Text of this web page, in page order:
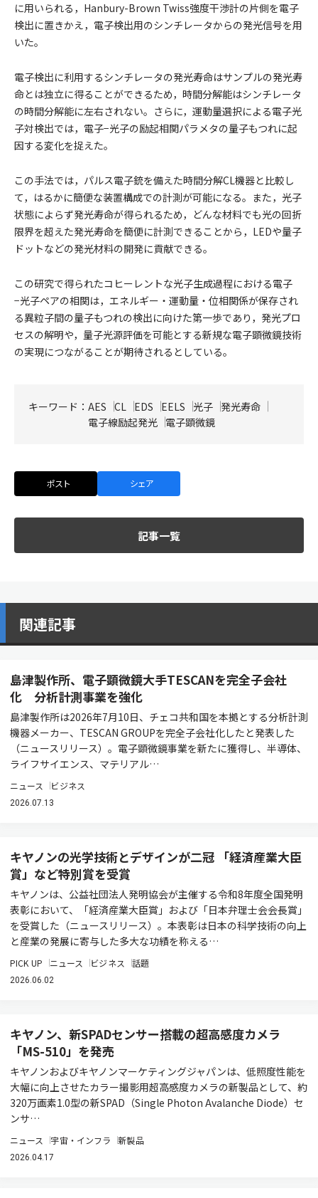
に用いられる，Hanbury-Brown Twiss強度干渉計の片側を電子
検出に置きかえ，電子検出用のシンチレータからの発光信号を用
いた。
電子検出に利用するシンチレータの発光寿命はサンプルの発光寿
命とは独立に得ることができるため，時間分解能はシンチレータ
の時間分解能に左右されない。さらに，運動量選択による電子光
子対検出では，電子−光子の励起相関パラメタの量子もつれに起
因する変化を捉えた。
この手法では，パルス電⼦銃を備えた時間分解CL機器と⽐較し
て，はるかに簡便な装置構成での計測が可能になる。また，光⼦
状態によらず発光寿命が得られるため，どんな材料でも光の回折
限界を超えた発光寿命を簡便に計測できることから，LEDや量⼦
ドットなどの発光材料の開発に貢献できる。
この研究で得られたコヒーレントな光子生成過程における電子
−光子ペアの相関は，エネルギー・運動量・位相関係が保存され
る異粒子間の量子もつれの検出に向けた第一歩であり，発光プロ
セスの解明や，量子光源評価を可能とする新規な電子顕微鏡技術
の実現につながることが期待されるとしている。
キーワード： AES CL EDS EELS 光子 発光寿命
電子線励起発光 電子顕微鏡
ポスト シェア
記事一覧
関連記事
島津製作所、電子顕微鏡大手TESCANを完全子会社
化 分析計測事業を強化
島津製作所は2026年7月10日、チェコ共和国を本拠とする分析計測
機器メーカー、TESCAN GROUPを完全子会社化したと発表した
（ニュースリリース）。電子顕微鏡事業を新たに獲得し、半導体、
ライフサイエンス、マテリアル…
ニュース ビジネス
2026.07.13
キヤノンの光学技術とデザインが二冠 「経済産業大臣
賞」など特別賞を受賞
キヤノンは、公益社団法人発明協会が主催する令和8年度全国発明
表彰において、「経済産業大臣賞」および「日本弁理士会会長賞」
を受賞した（ニュースリリース）。本表彰は日本の科学技術の向上
と産業の発展に寄与した多大な功績を称える…
PICK UP ニュース ビジネス 話題
2026.06.02
キヤノン、新SPADセンサー搭載の超高感度カメラ
「MS-510」を発売
キヤノンおよびキヤノンマーケティングジャパンは、低照度性能を
大幅に向上させたカラー撮影用超高感度カメラの新製品として、約
320万画素1.0型の新SPAD（Single Photon Avalanche Diode）セ
ンサ…
ニュース 宇宙・インフラ 新製品
2026.04.17